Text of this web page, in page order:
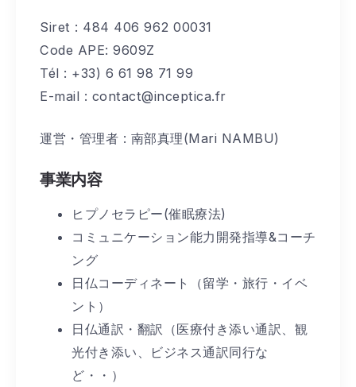
Siret : 484 406 962 00031
Code APE: 9609Z
Tél : +33) 6 61 98 71 99
E-mail : contact@inceptica.fr
運営・管理者 : 南部真理(Mari NAMBU)
事業内容
ヒプノセラピー(催眠療法)
コミュニケーション能力開発指導&コーチ
ング
日仏コーディネート（留学・旅行・イベ
ント）
日仏通訳・翻訳（医療付き添い通訳、観
光付き添い、ビジネス通訳同行な
ど・・）